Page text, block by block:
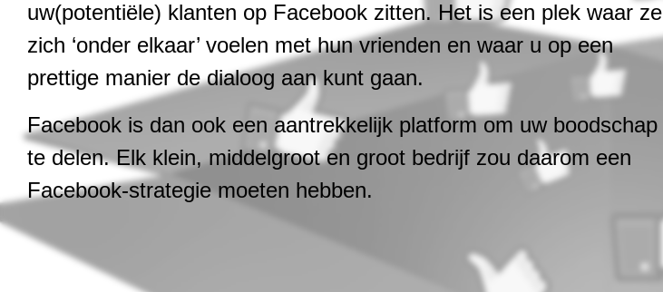
uw(potentiële) klanten op Facebook zitten. Het is een plek waar ze
zich ‘onder elkaar’ voelen met hun vrienden en waar u op een
prettige manier de dialoog aan kunt gaan.
Facebook is dan ook een aantrekkelijk platform om uw boodschap
te delen. Elk klein, middelgroot en groot bedrijf zou daarom een
Facebook-strategie moeten hebben.